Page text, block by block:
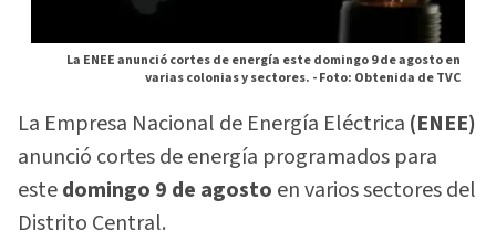
La ENEE anunció cortes de energía este domingo 9 de agosto en
varias colonias y sectores. -Foto: Obtenida de TVC
La Empresa Nacional de Energía Eléctrica (ENEE)
anunció cortes de energía programados para
estedomingo 9 de agosto en varios sectores del
Distrito Central.